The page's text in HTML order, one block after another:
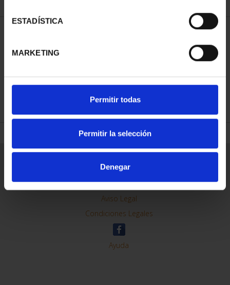
ESTADÍSTICA
MARKETING
Permitir todas
Permitir la selección
Denegar
REFINAR
Contacto
Preguntas Frequentes (FAQs)
Aviso Legal
Condiciones Legales
Ayuda